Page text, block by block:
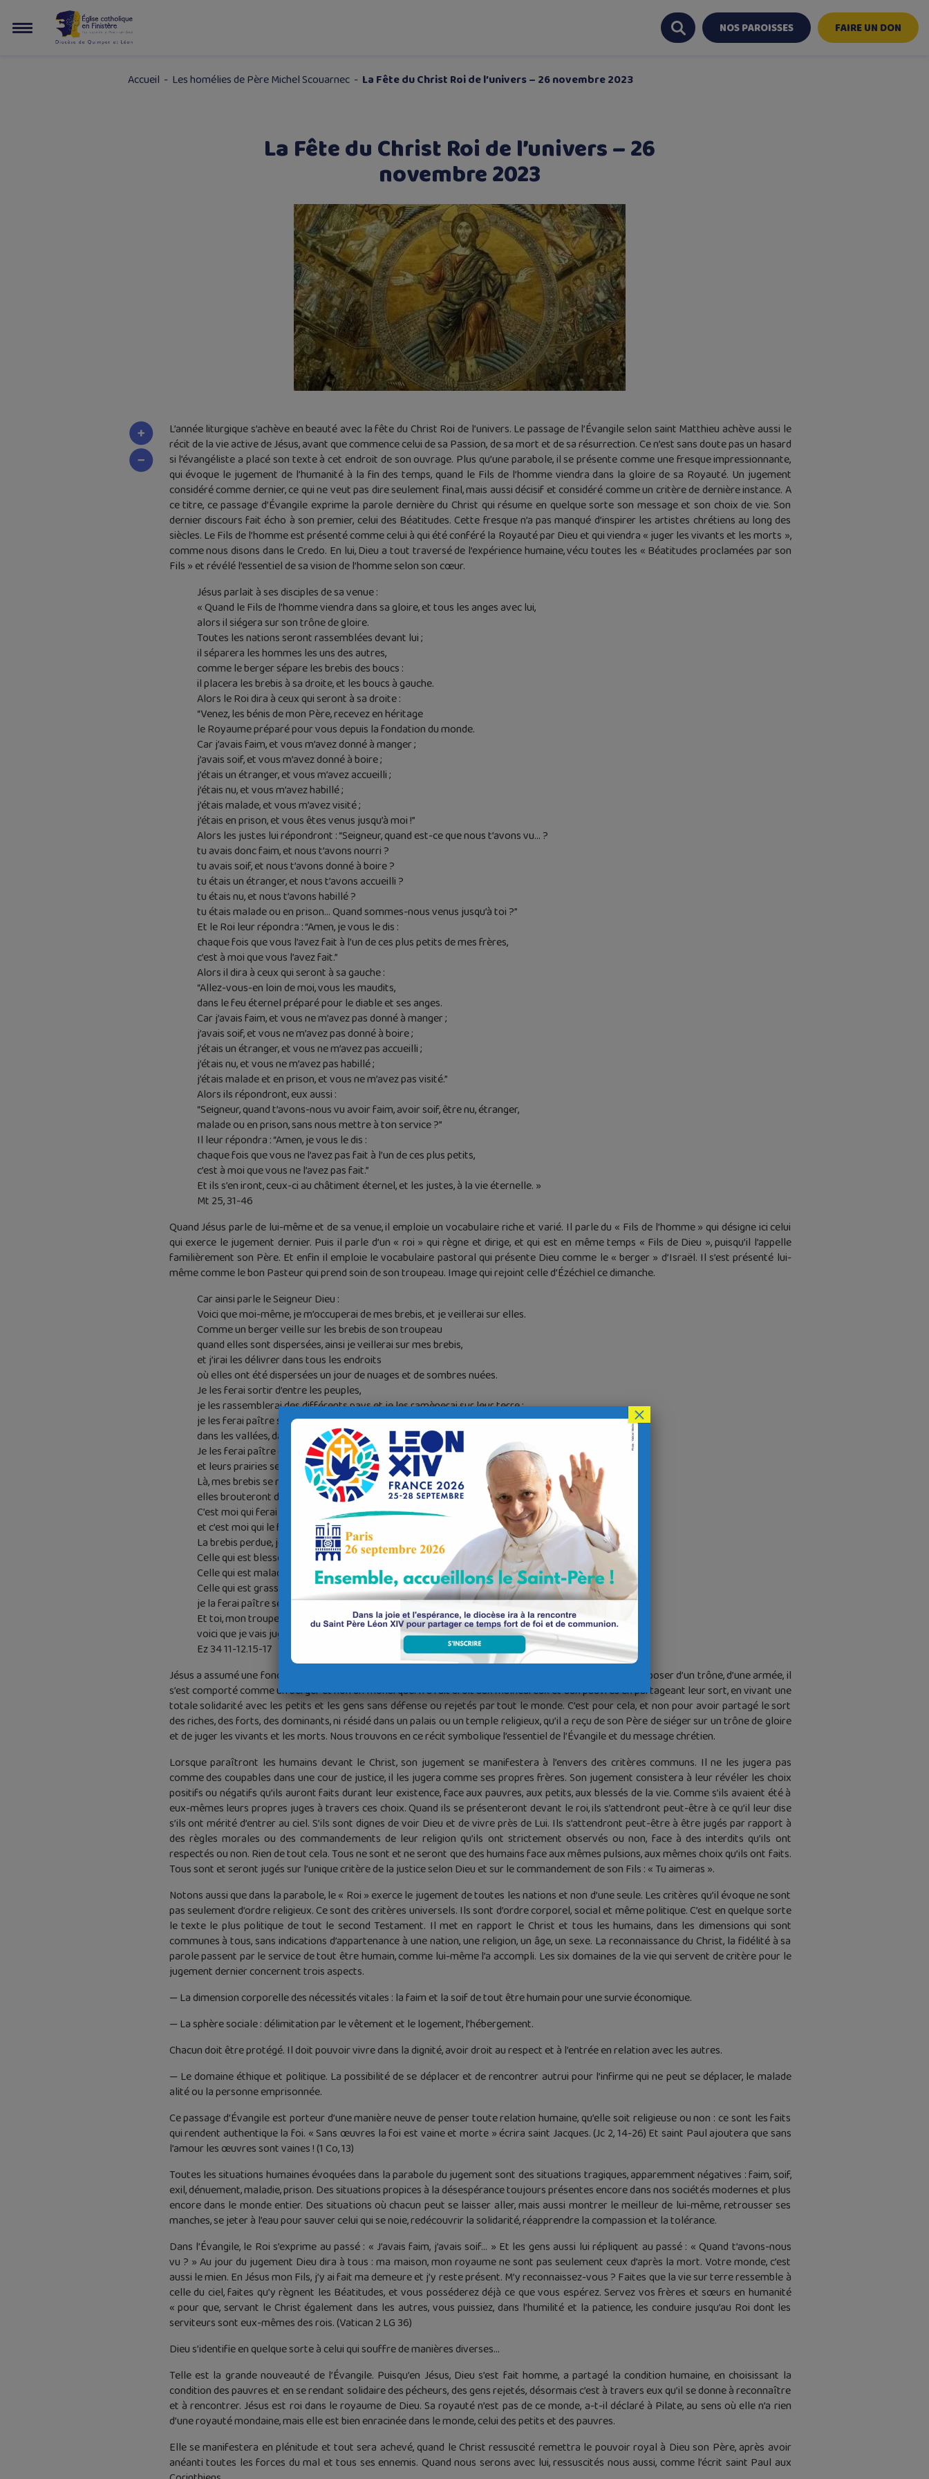
NOS PAROISSES FAIRE UN DON
Accueil - Les homélies de Père Michel Scouarnec- La Fête du Christ Roi de l’univers – 26 novembre 2023
La Fête du Christ Roi de l’univers – 26
novembre 2023
L’année liturgique s’achève en beauté avec la fête du Christ Roi de l’univers. Le passage de l’Évangile selon saint Matthieu achève aussi le
récit de la vie active de Jésus, avant que commence celui de sa Passion, de sa mort et de sa résurrection. Ce n’est sans doute pas un hasard
si l’évangéliste a placé son texte à cet endroit de son ouvrage. Plus qu’une parabole, il se présente comme une fresque impressionnante,
qui évoque le jugement de l’humanité à la fin des temps, quand le Fils de l’homme viendra dans la gloire de sa Royauté. Un jugement
considéré comme dernier, ce qui ne veut pas dire seulement final, mais aussi décisif et considéré comme un critère de dernière instance. A
ce titre, ce passage d’Évangile exprime la parole dernière du Christ qui résume en quelque sorte son message et son choix de vie. Son
dernier discours fait écho à son premier, celui des Béatitudes. Cette fresque n’a pas manqué d’inspirer les artistes chrétiens au long des
siècles. Le Fils de l’homme est présenté comme celui à qui été conféré la Royauté par Dieu et qui viendra « juger les vivants et les morts »,
comme nous disons dans le Credo. En lui, Dieu a tout traversé de l’expérience humaine, vécu toutes les « Béatitudes proclamées par son
Fils » et révélé l’essentiel de sa vision de l’homme selon son cœur.
Jésus parlait à ses disciples de sa venue :
« Quand le Fils de l’homme viendra dans sa gloire, et tous les anges avec lui,
alors il siégera sur son trône de gloire.
Toutes les nations seront rassemblées devant lui ;
il séparera les hommes les uns des autres,
comme le berger sépare les brebis des boucs :
il placera les brebis à sa droite, et les boucs à gauche.
Alors le Roi dira à ceux qui seront à sa droite :
“Venez, les bénis de mon Père, recevez en héritage
le Royaume préparé pour vous depuis la fondation du monde.
Car j’avais faim, et vous m’avez donné à manger ;
j’avais soif, et vous m’avez donné à boire ;
j’étais un étranger, et vous m’avez accueilli ;
j’étais nu, et vous m’avez habillé ;
j’étais malade, et vous m’avez visité ;
j’étais en prison, et vous êtes venus jusqu’à moi !”
Alors les justes lui répondront : “Seigneur, quand est-ce que nous t’avons vu… ?
tu avais donc faim, et nous t’avons nourri ?
tu avais soif, et nous t’avons donné à boire ?
tu étais un étranger, et nous t’avons accueilli ?
tu étais nu, et nous t’avons habillé ?
tu étais malade ou en prison… Quand sommes-nous venus jusqu’à toi ?”
Et le Roi leur répondra : “Amen, je vous le dis :
chaque fois que vous l’avez fait à l’un de ces plus petits de mes frères,
c’est à moi que vous l’avez fait.”
Alors il dira à ceux qui seront à sa gauche :
“Allez-vous-en loin de moi, vous les maudits,
dans le feu éternel préparé pour le diable et ses anges.
Car j’avais faim, et vous ne m’avez pas donné à manger ;
j’avais soif, et vous ne m’avez pas donné à boire ;
j’étais un étranger, et vous ne m’avez pas accueilli ;
j’étais nu, et vous ne m’avez pas habillé ;
j’étais malade et en prison, et vous ne m’avez pas visité.”
Alors ils répondront, eux aussi :
“Seigneur, quand t’avons-nous vu avoir faim, avoir soif, être nu, étranger,
malade ou en prison, sans nous mettre à ton service ?”
Il leur répondra : “Amen, je vous le dis :
chaque fois que vous ne l’avez pas fait à l’un de ces plus petits,
c’est à moi que vous ne l’avez pas fait.”
Et ils s’en iront, ceux-ci au châtiment éternel, et les justes, à la vie éternelle. »
Mt 25, 31-46
Quand Jésus parle de lui-même et de sa venue, il emploie un vocabulaire riche et varié. Il parle du « Fils de l’homme » qui désigne ici celui
qui exerce le jugement dernier. Puis il parle d’un « roi » qui règne et dirige, et qui est en même temps « Fils de Dieu », puisqu’il l’appelle
familièrement son Père. Et enfin il emploie le vocabulaire pastoral qui présente Dieu comme le « berger » d’Israël. Il s’est présenté lui-
même comme le bon Pasteur qui prend soin de son troupeau. Image qui rejoint celle d’Ézéchiel ce dimanche.
Car ainsi parle le Seigneur Dieu :
Voici que moi-même, je m’occuperai de mes brebis, et je veillerai sur elles.
Comme un berger veille sur les brebis de son troupeau
quand elles sont dispersées, ainsi je veillerai sur mes brebis,
et j’irai les délivrer dans tous les endroits
où elles ont été dispersées un jour de nuages et de sombres nuées.
Je les ferai sortir d’entre les peuples,
je les rassemblerai des différents pays et je les ramènerai sur leur terre ;
je les ferai paître sur les montagnes d’Israël,
dans les vallées, dans les endroits les meilleurs.
Je les ferai paître dans un bon pâturage,
et leurs prairies seront sur les hauteurs d’Israël.
Là, mes brebis se reposeront dans de belles prairies,
elles brouteront dans de gras pâturages, sur les monts d’Israël.
C’est moi qui ferai paître mon troupeau,
et c’est moi qui le ferai reposer, – oracle du Seigneur Dieu.
La brebis perdue, je la chercherai ; l’égarée, je la ramènerai.
Celle qui est blessée, je la panserai.
Celle qui est malade, je lui rendrai des forces.
Celle qui est grasse et vigoureuse, je la garderai,
je la ferai paître selon le droit.
Et toi, mon troupeau – ainsi parle le Seigneur Dieu –,
voici que je vais juger entre brebis et brebis, entre les béliers et les boucs.
Ez 34 11-12.15-17
Jésus a assumé une fonction de juge et de roi mais de manière nouvelle. Sans vivre dans un palais, sans disposer d’un trône, d’une armée, il
s’est comporté comme un berger et non un monarque. Il a fait droit aux malheureux et aux pauvres en partageant leur sort, en vivant une
totale solidarité avec les petits et les gens sans défense ou rejetés par tout le monde. C’est pour cela, et non pour avoir partagé le sort
des riches, des forts, des dominants, ni résidé dans un palais ou un temple religieux, qu’il a reçu de son Père de siéger sur un trône de gloire
et de juger les vivants et les morts. Nous trouvons en ce récit symbolique l’essentiel de l’Évangile et du message chrétien.
Lorsque paraîtront les humains devant le Christ, son jugement se manifestera à l’envers des critères communs. Il ne les jugera pas
comme des coupables dans une cour de justice, il les jugera comme ses propres frères. Son jugement consistera à leur révéler les choix
positifs ou négatifs qu’ils auront faits durant leur existence, face aux pauvres, aux petits, aux blessés de la vie. Comme s’ils avaient été à
eux-mêmes leurs propres juges à travers ces choix. Quand ils se présenteront devant le roi, ils s’attendront peut-être à ce qu’il leur dise
s’ils ont mérité d’entrer au ciel. S’ils sont dignes de voir Dieu et de vivre près de Lui. Ils s’attendront peut-être à être jugés par rapport à
des règles morales ou des commandements de leur religion qu’ils ont strictement observés ou non, face à des interdits qu’ils ont
respectés ou non. Rien de tout cela. Tous ne sont et ne seront que des humains face aux mêmes pulsions, aux mêmes choix qu’ils ont faits.
Tous sont et seront jugés sur l’unique critère de la justice selon Dieu et sur le commandement de son Fils : « Tu aimeras ».
Notons aussi que dans la parabole, le « Roi » exerce le jugement de toutes les nations et non d’une seule. Les critères qu’il évoque ne sont
pas seulement d’ordre religieux. Ce sont des critères universels. Ils sont d’ordre corporel, social et même politique. C’est en quelque sorte
le texte le plus politique de tout le second Testament. Il met en rapport le Christ et tous les humains, dans les dimensions qui sont
communes à tous, sans indications d’appartenance à une nation, une religion, un âge, un sexe. La reconnaissance du Christ, la fidélité à sa
parole passent par le service de tout être humain, comme lui-même l’a accompli. Les six domaines de la vie qui servent de critère pour le
jugement dernier concernent trois aspects.
— La dimension corporelle des nécessités vitales : la faim et la soif de tout être humain pour une survie économique.
— La sphère sociale : délimitation par le vêtement et le logement, l’hébergement.
Chacun doit être protégé. Il doit pouvoir vivre dans la dignité, avoir droit au respect et à l’entrée en relation avec les autres.
— Le domaine éthique et politique. La possibilité de se déplacer et de rencontrer autrui pour l’infirme qui ne peut se déplacer, le malade
alité ou la personne emprisonnée.
Ce passage d’Évangile est porteur d’une manière neuve de penser toute relation humaine, qu’elle soit religieuse ou non : ce sont les faits
qui rendent authentique la foi. « Sans œuvres la foi est vaine et morte » écrira saint Jacques. (Jc 2, 14-26) Et saint Paul ajoutera que sans
l’amour les œuvres sont vaines ! (1 Co, 13)
Toutes les situations humaines évoquées dans la parabole du jugement sont des situations tragiques, apparemment négatives : faim, soif,
exil, dénuement, maladie, prison. Des situations propices à la désespérance toujours présentes encore dans nos sociétés modernes et plus
encore dans le monde entier. Des situations où chacun peut se laisser aller, mais aussi montrer le meilleur de lui-même, retrousser ses
manches, se jeter à l’eau pour sauver celui qui se noie, redécouvrir la solidarité, réapprendre la compassion et la tolérance.
Dans l’Évangile, le Roi s’exprime au passé : « J’avais faim, j’avais soif… » Et les gens aussi lui répliquent au passé : « Quand t’avons-nous
vu ? » Au jour du jugement Dieu dira à tous : ma maison, mon royaume ne sont pas seulement ceux d’après la mort. Votre monde, c’est
aussi le mien. En Jésus mon Fils, j’y ai fait ma demeure et j’y reste présent. M’y reconnaissez-vous ? Faites que la vie sur terre ressemble à
celle du ciel, faites qu’y règnent les Béatitudes, et vous posséderez déjà ce que vous espérez. Servez vos frères et sœurs en humanité
« pour que, servant le Christ également dans les autres, vous puissiez, dans l’humilité et la patience, les conduire jusqu’au Roi dont les
serviteurs sont eux-mêmes des rois. (Vatican 2 LG 36)
Dieu s’identifie en quelque sorte à celui qui souffre de manières diverses…
Telle est la grande nouveauté de l’Évangile. Puisqu’en Jésus, Dieu s’est fait homme, a partagé la condition humaine, en choisissant la
condition des pauvres et en se rendant solidaire des pécheurs, des gens rejetés, désormais c’est à travers eux qu’il se donne à reconnaître
et à rencontrer. Jésus est roi dans le royaume de Dieu. Sa royauté n’est pas de ce monde, a-t-il déclaré à Pilate, au sens où elle n’a rien
d’une royauté mondaine, mais elle est bien enracinée dans le monde, celui des petits et des pauvres.
Elle se manifestera en plénitude et tout sera achevé, quand le Christ ressuscité remettra le pouvoir royal à Dieu son Père, après avoir
anéanti toutes les forces du mal et tous ses ennemis. Quand nous serons avec lui, ressuscités nous aussi, comme l’écrit saint Paul aux
×